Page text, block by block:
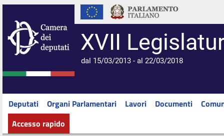
XVII
dal 15/03/2013 - al 22/03/2018
Deputati Organi Parlamentari Lavori Documenti
Accesso rapido